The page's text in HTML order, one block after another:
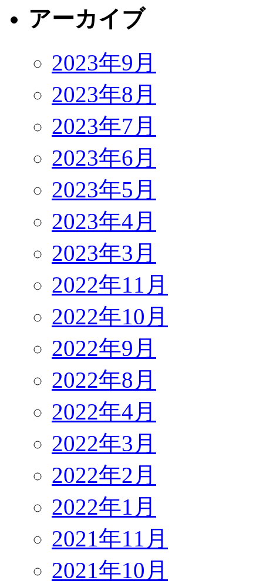
アーカイブ
2023年9月
2023年8月
2023年7月
2023年6月
2023年5月
2023年4月
2023年3月
2022年11月
2022年10月
2022年9月
2022年8月
2022年4月
2022年3月
2022年2月
2022年1月
2021年11月
2021年10月